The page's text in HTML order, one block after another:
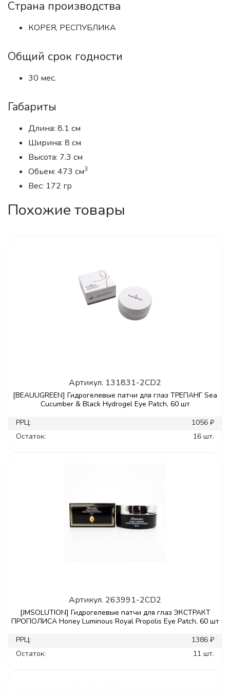
Страна производства
КОРЕЯ, РЕСПУБЛИКА
Общий срок годности
30 мес.
Габариты
Длина: 8.1 см
Ширина: 8 см
Высота: 7.3 см
Обьем: 473 см3
Вес: 172 гр
Похожие товары
Артикул. 131831-2CD2
[BEAUUGREEN] Гидрогелевые патчи для глаз ТРЕПАНГ Sea
Cucumber & Black Hydrogel Eye Patch, 60 шт
РРЦ:
1056 ₽
Остаток:
16 шт.
Артикул. 263991-2CD2
[JMSOLUTION] Гидрогелевые патчи для глаз ЭКСТРАКТ
ПРОПОЛИСА Honey Luminous Royal Propolis Eye Patch, 60 шт
РРЦ:
1386 ₽
Остаток:
11 шт.